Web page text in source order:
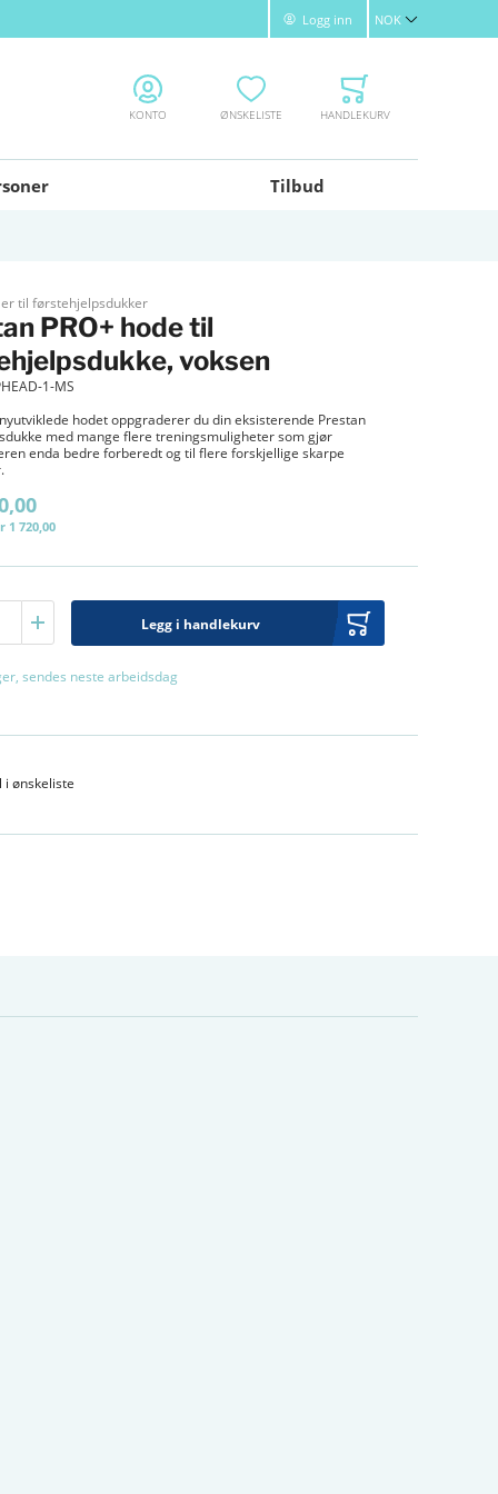
Logg inn ValutaNOK
KONTO ØNSKELISTE HANDLEKURV
Tilbud
til førstehjelpsdukker
PRO+ hode til
voksen
1-MS
hodet oppgraderer du din eksisterende Prestan
med mange flere treningsmuligheter som gjør
enda bedre forberedt og til flere forskjellige skarpe
1 720,00
Legg i handlekurv
sendes neste arbeidsdag
i ønskeliste